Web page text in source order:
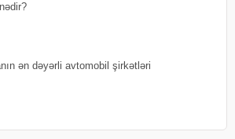
ən dəyərli avtomobil şirkətləri